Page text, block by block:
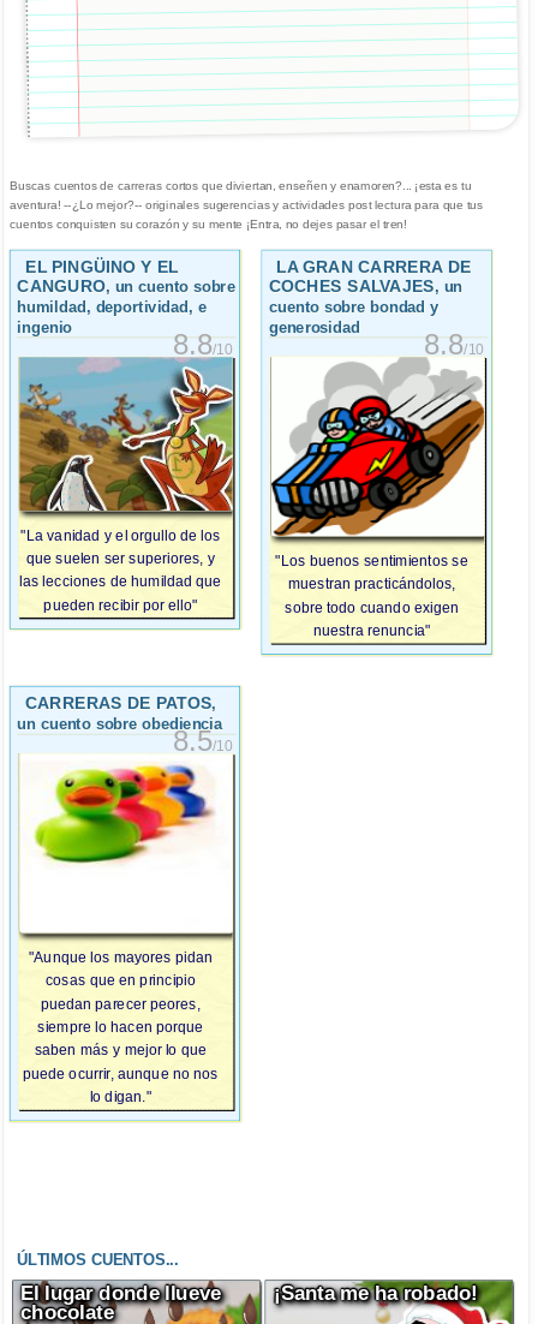
Buscas cuentos de carreras cortos que diviertan, enseñen y enamoren?... ¡esta es tu
aventura! --¿Lo mejor?-- originales sugerencias y actividades post lectura para que tus
cuentos conquisten su corazón y su mente ¡Entra, no dejes pasar el tren!
EL PINGÜINO Y EL
CANGURO, un cuento sobre
humildad, deportividad, e
ingenio
8.8/10
"La vanidad y el orgullo de los
que suelen ser superiores, y
las lecciones de humildad que
pueden recibir por ello"
LA GRAN CARRERA DE
COCHES SALVAJES, un
cuento sobre bondad y
generosidad
8.8/10
"Los buenos sentimientos se
muestran practicándolos,
sobre todo cuando exigen
nuestra renuncia"
CARRERAS DE PATOS,
un cuento sobre obediencia
8.5/10
"Aunque los mayores pidan
cosas que en principio
puedan parecer peores,
siempre lo hacen porque
saben más y mejor lo que
puede ocurrir, aunque no nos
lo digan."
ÚLTIMOS CUENTOS...
El lugar donde llueve
chocolate
¡Santa me ha robado!